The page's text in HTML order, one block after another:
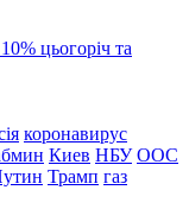
цьогоріч та
коронавирус
Киев НБУ ООС
Трамп газ